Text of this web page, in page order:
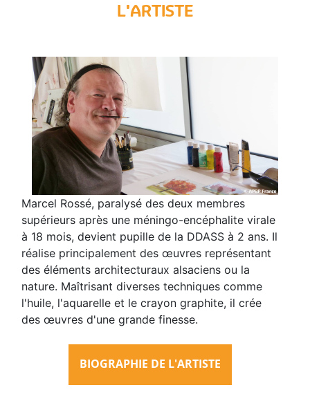
L'ARTISTE
Marcel Rossé, paralysé des deux membres
supérieurs après une méningo-encéphalite virale
à 18 mois, devient pupille de la DDASS à 2 ans. Il
réalise principalement des œuvres représentant
des éléments architecturaux alsaciens ou la
nature. Maîtrisant diverses techniques comme
l'huile, l'aquarelle et le crayon graphite, il crée
des œuvres d'une grande finesse.
BIOGRAPHIE DE L'ARTISTE